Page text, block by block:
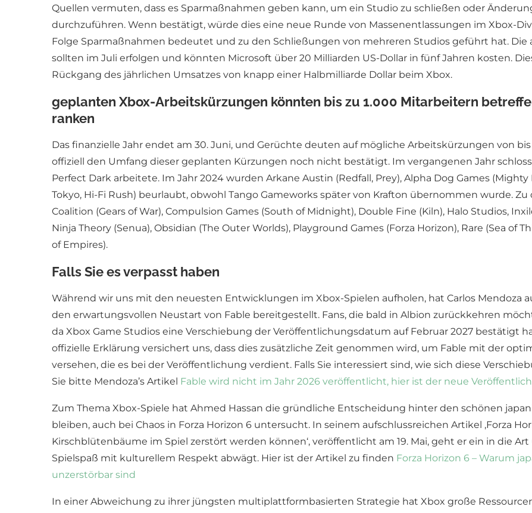
Quellen vermuten, dass es Sparmaßnahmen geben kann, um ein Studio zu schließen oder
durchzuführen. Wenn bestätigt, würde dies eine neue Runde von Massenentlassungen im Xbox-
Folge Sparmaßnahmen bedeutet und zu den Schließungen von mehreren Studios geführt hat.
sollten im Juli erfolgen und könnten Microsoft über 20 Milliarden US-Dollar in fünf Jahren kosten.
Rückgang des jährlichen Umsatzes von knapp einer Halbmilliarde Dollar beim Xbox.
geplanten Xbox-Arbeitskürzungen könnten bis zu 1.000 Mitarbeitern
ranken
Das finanzielle Jahr endet am 30. Juni, und Gerüchte deuten auf mögliche Arbeitskürzungen von
offiziell den Umfang dieser geplanten Kürzungen noch nicht bestätigt. Im vergangenen Jahr
Perfect Dark arbeitete. Im Jahr 2024 wurden Arkane Austin (Redfall, Prey), Alpha Dog Games
Tokyo, Hi-Fi Rush) beurlaubt, obwohl Tango Gameworks später von Krafton übernommen wurde.
Coalition (Gears of War), Compulsion Games (South of Midnight), Double Fine (Kiln), Halo Studios,
Ninja Theory (Senua), Obsidian (The Outer Worlds), Playground Games (Forza Horizon), Rare (Sea of
of Empires).
Falls Sie es verpasst haben
Während wir uns mit den neuesten Entwicklungen im Xbox-Spielen aufholen, hat Carlos Mendoza
den erwartungsvollen Neustart von Fable bereitgestellt. Fans, die bald in Albion zurückkehren
da Xbox Game Studios eine Verschiebung der Veröffentlichungsdatum auf Februar 2027 bestätigt
offizielle Erklärung versichert uns, dass dies zusätzliche Zeit genommen wird, um Fable mit der
versehen, die es bei der Veröffentlichung verdient. Falls Sie interessiert sind, wie sich diese
Sie bitte Mendoza’s Artikel Fable wird nicht im Jahr 2026 veröffentlicht, hier ist der neue
Zum Thema Xbox-Spiele hat Ahmed Hassan die gründliche Entscheidung hinter den schönen
bleiben, auch bei Chaos in Forza Horizon 6 untersucht. In seinem aufschlussreichen Artikel ‚Forza
Kirschblütenbäume im Spiel zerstört werden können‘, veröffentlicht am 19. Mai, geht er ein in die
Spielspaß mit kulturellem Respekt abwägt. Hier ist der Artikel zu finden Forza Horizon 6 – Warum
unzerstörbar sind
In einer Abweichung zu ihrer jüngsten multiplattformbasierten Strategie hat Xbox große Ressourcen